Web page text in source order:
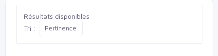
Résultats disponibles
Tri :